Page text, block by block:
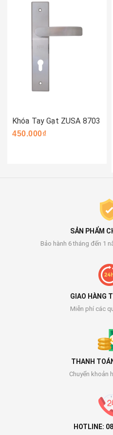
Khóa Tay Gạt ZUSA 8703
450.000₫
SẢN PHẨM
Bảo hành 6 tháng đến 1
GIAO HÀNG
Miễn phí các
THANH
Chuyển khoản
HOTLINE: